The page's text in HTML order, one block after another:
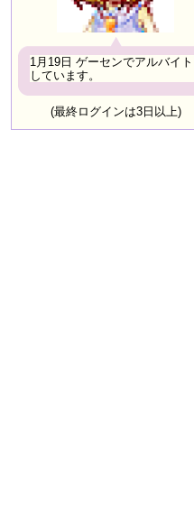
1月19日 ゲーセンでアルバイト
しています。
(最終ログインは3日以上)